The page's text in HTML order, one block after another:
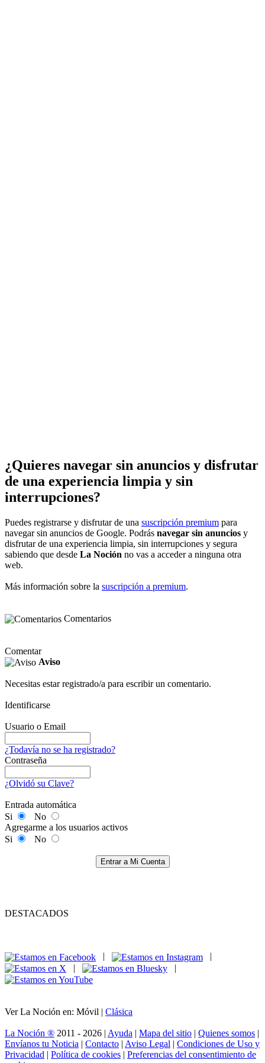
¿Quieres navegar sin anuncios y disfrutar
de una experiencia limpia y sin
interrupciones?
Puedes registrarse y disfrutar de una suscripción premium para
navegar sin anuncios de Google. Podrás navegar sin anuncios y
disfrutar de una experiencia limpia, sin interrupciones y segura
sabiendo que desde La Noción no vas a acceder a ninguna otra
web.
Más información sobre la suscripción a premium.
Comentarios
Comentar
Aviso
Necesitas estar registrado/a para escribir un comentario.
Identificarse
Usuario o Email
¿Todavía no se ha registrado?
Contraseña
¿Olvidó su Clave?
Entrada automática
Si
No
Agregarme a los usuarios activos
Si
No
Entrar a Mi Cuenta
DESTACADOS
|
|
Ver La Noción en: Móvil | Clásica
La Noción ® 2011 - 2026 | Ayuda | Mapa del sitio | Quienes somos |
Envíanos tu Noticia | Contacto | Aviso Legal | Condiciones de Uso y
Privacidad | Política de cookies | Preferencias del consentimiento de